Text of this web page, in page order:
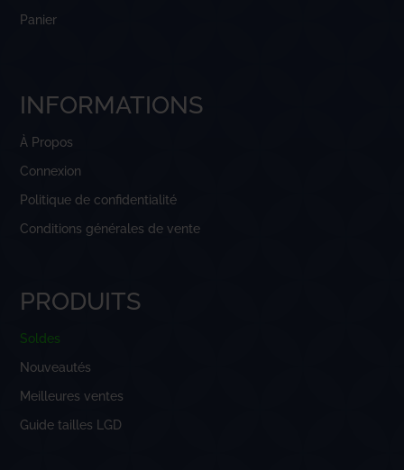
Panier
INFORMATIONS
À Propos
Connexion
Politique de confidentialité
Conditions générales de vente
PRODUITS
Soldes
Nouveautés
Meilleures ventes
Guide tailles LGD